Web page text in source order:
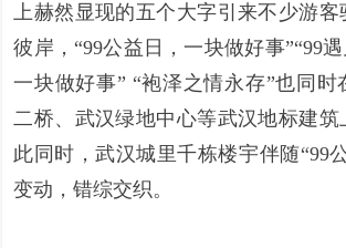
上赫然显现的五个大字引来不少游客
彼岸，“99公益日，一块做好事”“99遇
一块做好事” “袍泽之情永存”也同时
二桥、武汉绿地中心等武汉地标建
此同时，武汉城里千栋楼宇伴随“99
变动，错综交织。